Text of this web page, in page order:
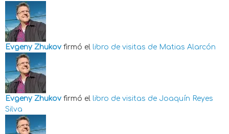
Evgeny Zhukov firmó el libro de visitas de Matias Alarcón
Evgeny Zhukov firmó el libro de visitas de Joaquín Reyes
Silva